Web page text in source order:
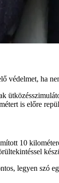
védelmet, ha
is előre
10
legyen